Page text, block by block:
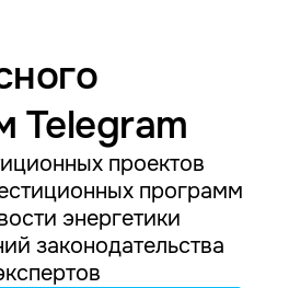
Telegram
проектов
программ
энергетики
законодательства